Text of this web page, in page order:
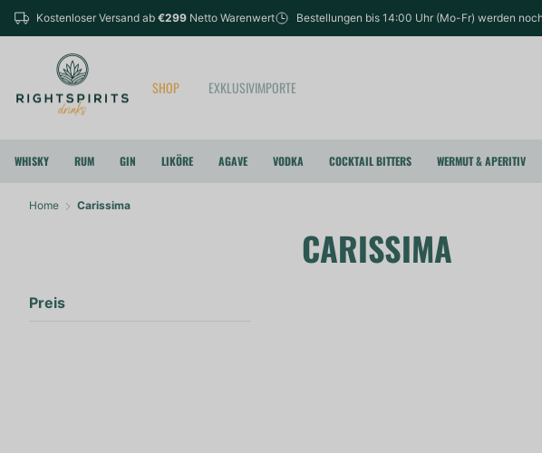
Kostenloser Versand ab €299 Netto Warenwert Bestellungen bis 14:00 Uhr (Mo-Fr) werden
SHOP EXKLUSIVIMPORTE
WHISKY RUM GIN LIKÖRE AGAVE VODKA COCKTAIL BITTERS WERMUT & APERITIV
Home Carissima
Preis
CARISSIMA